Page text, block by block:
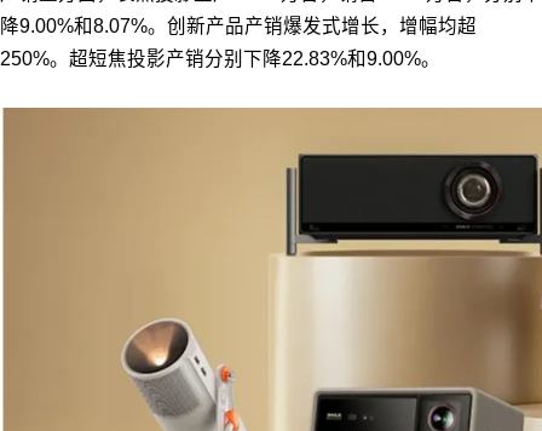
降9.00%和8.07%。创新产品产销爆发式增长，增幅均超
250%。超短焦投影产销分别下降22.83%和9.00%。